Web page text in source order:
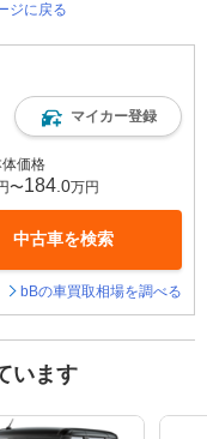
ジに戻る
マイカー登録
価格
〜184 .0万円
中古車を検索
bBの車買取相場を調べる
います